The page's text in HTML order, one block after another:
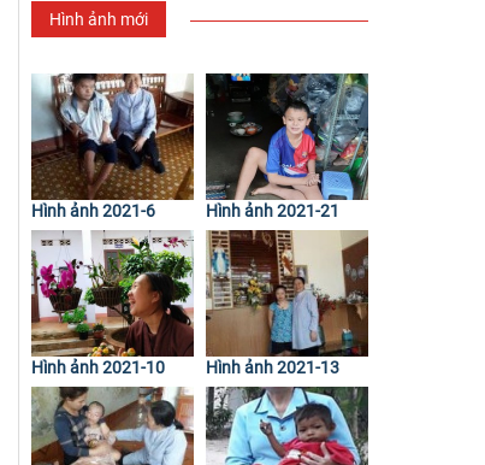
Hình ảnh mới
Hình ảnh 2021-6 Hình ảnh 2021-21
Hình ảnh 2021-10 Hình ảnh 2021-13